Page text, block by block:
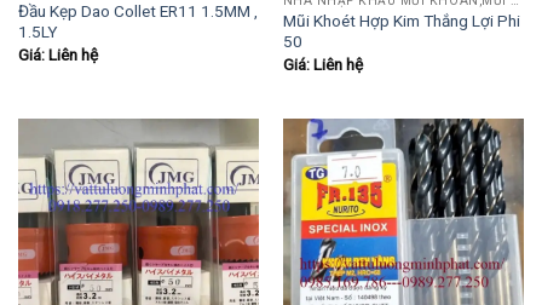
Đầu Kẹp Dao Collet ER11 1.5MM ,
1.5LY
Giá: Liên hệ
Mũi Khoét Hợp Kim Thắng Lợi Phi
50
Giá: Liên hệ